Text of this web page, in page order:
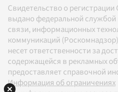
Свидетельство о
выдано федеральной службой
связи, информационных
коммуникаций
несет ответственности за
содержащейся в рекламных
предоставляет справочной
Информация об ограничениях